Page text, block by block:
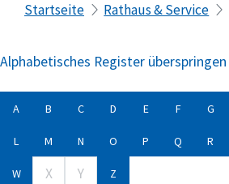
Startseite Rathaus & Service
Alphabetisches Register überspringen
A B C D E F G
L M N O P Q R
W X Y Z